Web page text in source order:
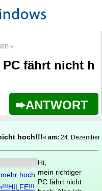
»
fährt nicht h
ANTWORT
hoch!!!«am: 24. Dezember
hoch
Hi,
mein richtiger
PC fährt nicht